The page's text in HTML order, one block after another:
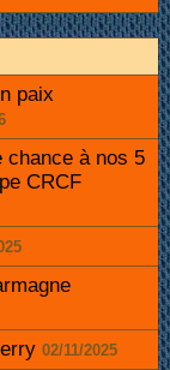
paix
chance à nos 5
CRCF
02/11/2025